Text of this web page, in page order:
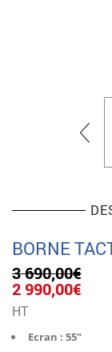
BORNE
3 690,00€
Le
prix
initial
était :
2 990,00€
est :
HT
Ecran : 55″